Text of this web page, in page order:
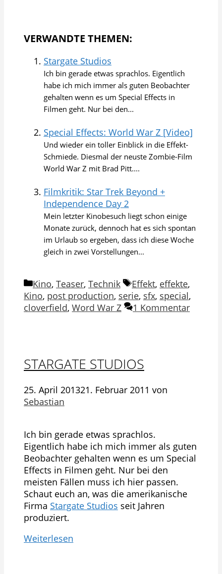
VERWANDTE THEMEN:
Stargate Studios
Ich bin gerade etwas sprachlos. Eigentlich
habe ich mich immer als guten Beobachter
gehalten wenn es um Special Effects in
Filmen geht. Nur bei den...
Special Effects: World War Z [Video]
Und wieder ein toller Einblick in die Effekt-
Schmiede. Diesmal der neuste Zombie-Film
World War Z mit Brad Pitt....
Filmkritik: Star Trek Beyond +
Independence Day 2
Mein letzter Kinobesuch liegt schon einige
Monate zurück, dennoch hat es sich spontan
im Urlaub so ergeben, dass ich diese Woche
gleich in zwei Vorstellungen...
Kategorien
Kino, Teaser, Technik Schlagwörter
Effekt, effekte,
Kino, post production, serie, sfx, special,
cloverfield, Word War Z 1 Kommentar
STARGATE STUDIOS
25. April 201321. Februar 2011 von
Sebastian
Ich bin gerade etwas sprachlos.
Eigentlich habe ich mich immer als guten
Beobachter gehalten wenn es um Special
Effects in Filmen geht. Nur bei den
meisten Fällen muss ich hier passen.
Schaut euch an, was die amerikanische
Firma Stargate Studios seit Jahren
produziert.
Weiterlesen